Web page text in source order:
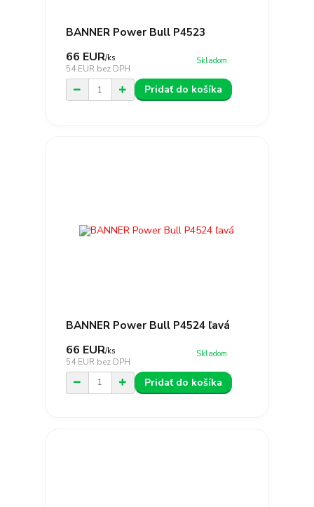
BANNER Power Bull P4523
66 EUR/ks
54 EUR bez DPH
Skladom
Pridať do košíka
BANNER Power Bull P4524 ľavá
66 EUR/ks
54 EUR bez DPH
Skladom
Pridať do košíka